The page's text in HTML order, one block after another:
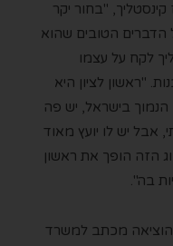
"בחור יקר
הדברים הטובים שהוא
לקח על עצמו
"ראשון לציון היא
הנמוך בישראל, יש פה
אבל יש לו יועץ מאוד
הזה הופך את ראשון
בה".
לציון הוציאה מכתב למשרד